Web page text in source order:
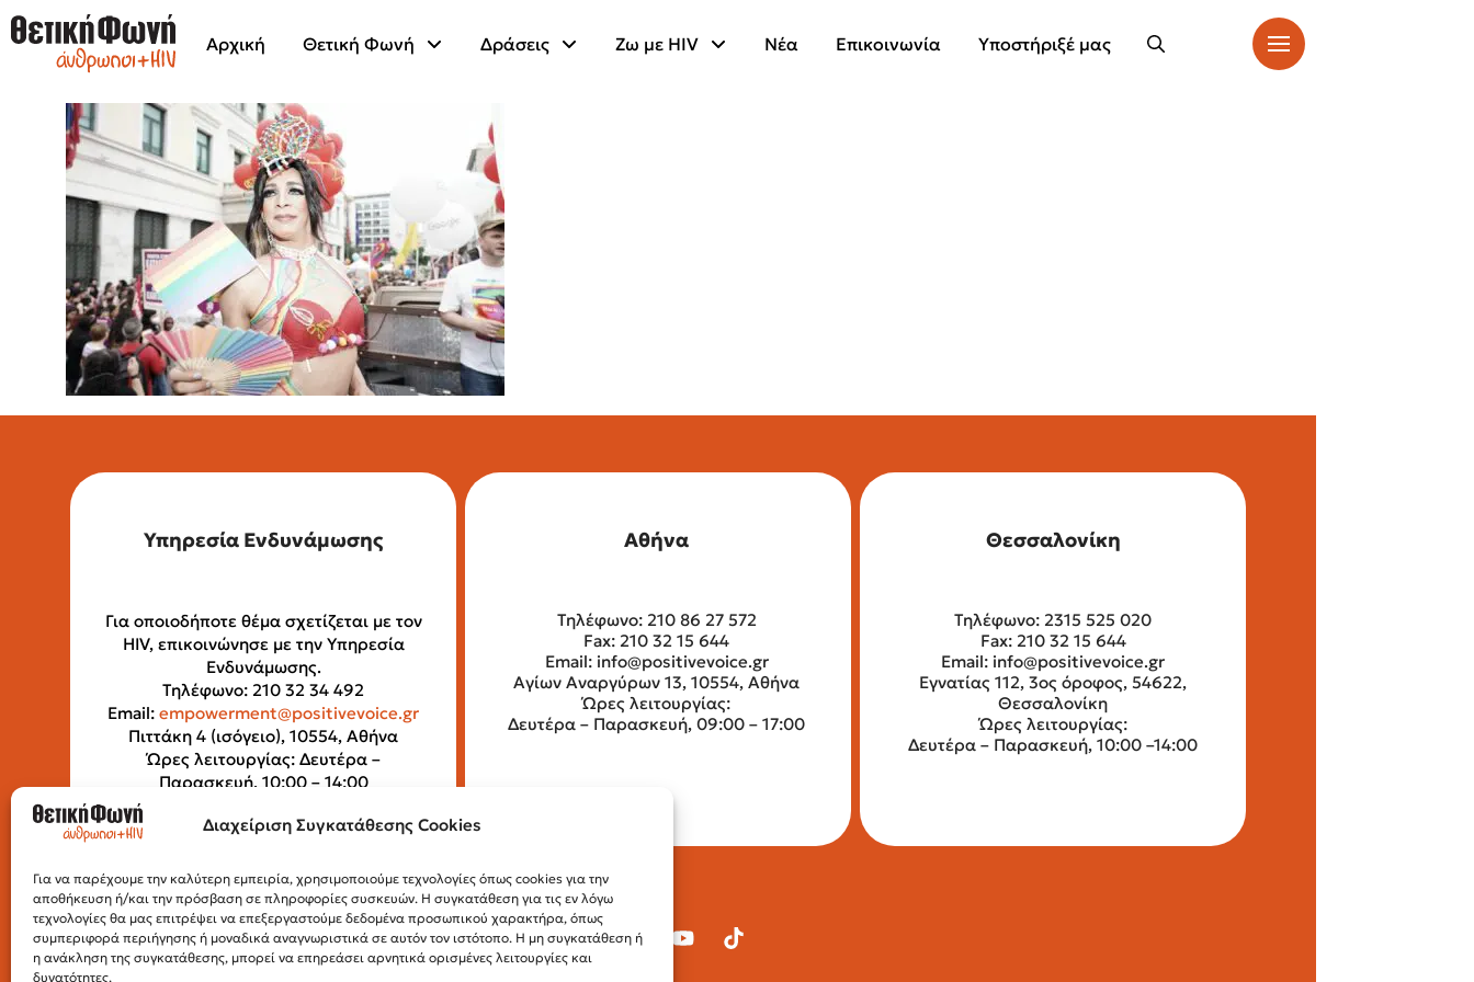
Διαχείριση Συγκατάθεσης Cookies
Για να παρέχουμε την καλύτερη εμπειρία, χρησιμοποιούμε τεχνολογίες όπως cookies για την
αποθήκευση ή/και την πρόσβαση σε πληροφορίες συσκευών. Η συγκατάθεση για τις εν λόγω
τεχνολογίες θα μας επιτρέψει να επεξεργαστούμε δεδομένα προσωπικού χαρακτήρα, όπως
συμπεριφορά περιήγησης ή μοναδικά αναγνωριστικά σε αυτόν τον ιστότοπο. Η μη συγκατάθεση ή
η ανάκληση της συγκατάθεσης, μπορεί να επηρεάσει αρνητικά ορισμένες λειτουργίες και
δυνατότητες.
Αρχική Θετική Φωνή Δράσεις Ζω με HIV Νέα Επικοινωνία Υποστήριξέ μας
Υπηρεσία Ενδυνάμωσης
Για οποιοδήποτε θέμα σχετίζεται με τον
HIV, επικοινώνησε με την Υπηρεσία
Ενδυνάμωσης.
Τηλέφωνο: 210 32 34 492
Email: empowerment@positivevoice.gr
Πιττάκη 4 (ισόγειο), 10554, Αθήνα
Ώρες λειτουργίας: Δευτέρα –
Παρασκευή, 10:00 – 14:00
Αθήνα
Τηλέφωνο: 210 86 27 572
Fax: 210 32 15 644
Email: info@positivevoice.gr
Αγίων Αναργύρων 13, 10554, Αθήνα
Ώρες λειτουργίας:
Δευτέρα – Παρασκευή, 09:00 – 17:00
Θεσσαλονίκη
Τηλέφωνο: 2315 525 020
Fax: 210 32 15 644
Email: info@positivevoice.gr
Εγνατίας 112, 3ος όροφος, 54622,
Θεσσαλονίκη
Ώρες λειτουργίας:
Δευτέρα – Παρασκευή, 10:00 –14:00